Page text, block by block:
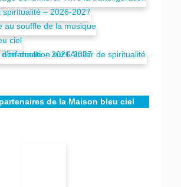
de la Maison bleu ciel